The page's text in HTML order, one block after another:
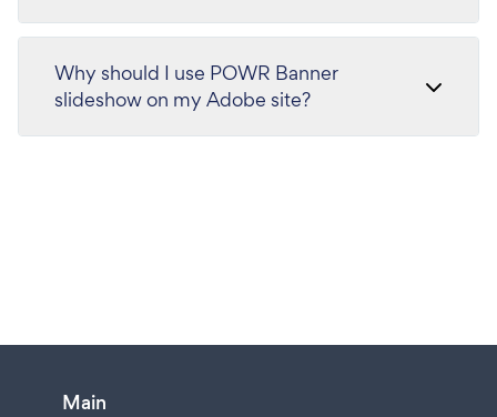
Why should I use POWR Banner
slideshow on my Adobe site?
Main